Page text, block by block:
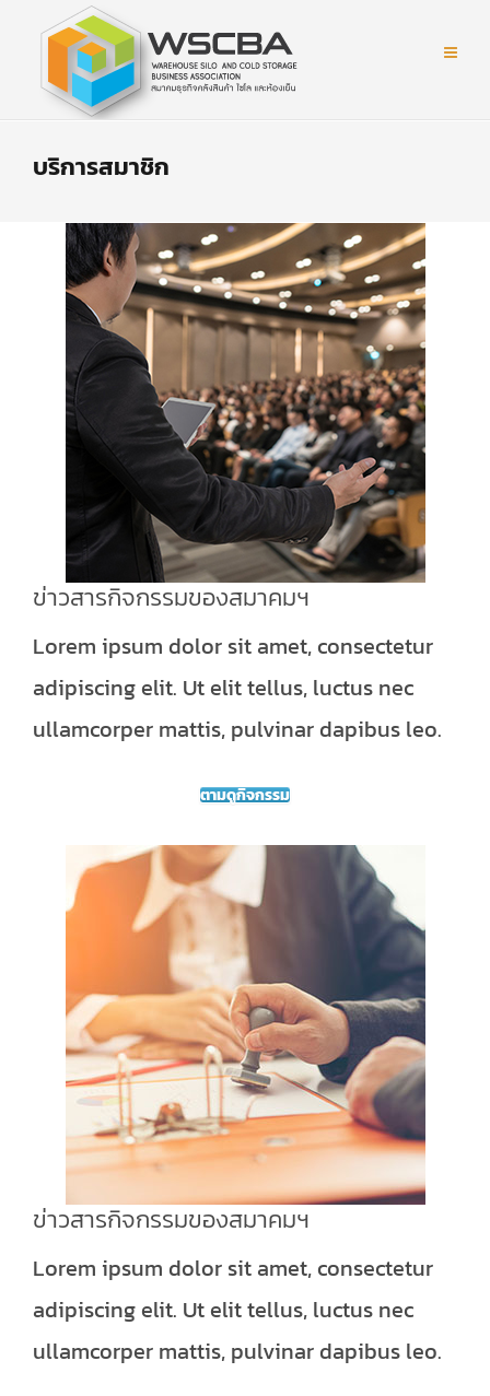
บริการสมาชิก
ข่าวสารกิจกรรมของสมาคมฯ
Lorem ipsum dolor sit amet, consectetur
adipiscing elit. Ut elit tellus, luctus nec
ullamcorper mattis, pulvinar dapibus leo.
ตามดูกิจกรรม
ข่าวสารกิจกรรมของสมาคมฯ
Lorem ipsum dolor sit amet, consectetur
adipiscing elit. Ut elit tellus, luctus nec
ullamcorper mattis, pulvinar dapibus leo.